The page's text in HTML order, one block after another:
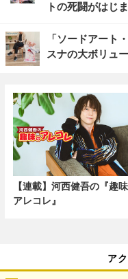
トの死闘がは
「ソードアート
スナの大ボリュ
【連載】河西健吾の『趣
アレコレ』
ア